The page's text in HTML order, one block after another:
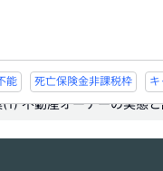
キャッシュフロー 宗教法人
不動産オーナーの実態